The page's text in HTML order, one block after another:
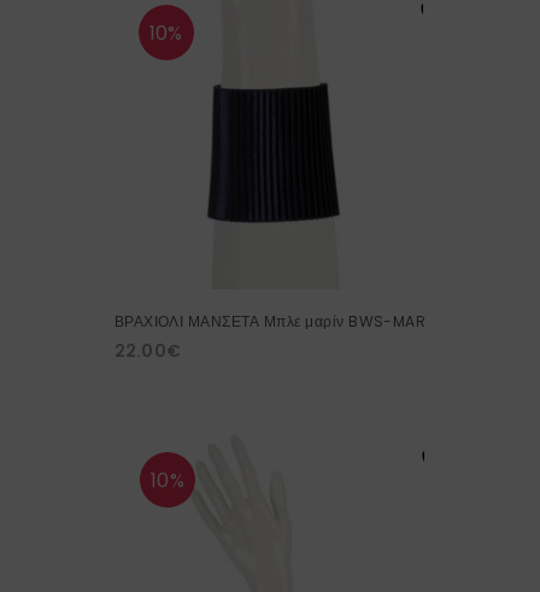
10%
ΒΡΑΧΙΟΛΙ ΜΑΝΣΕΤΑ Μπλε μαρίν BWS-MAR
22.00€
10%